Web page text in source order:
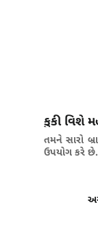
કુકી વિશે
તમને સારો
ઉપયોગ કરે છે.